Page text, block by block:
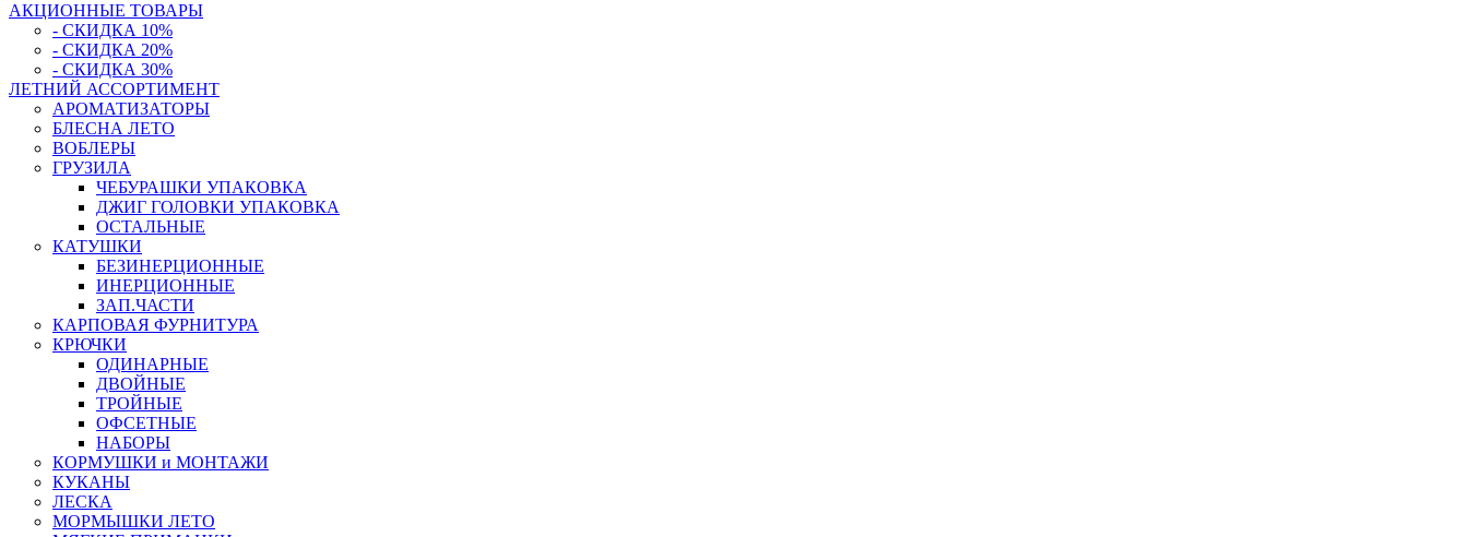
АКЦИОННЫЕ ТОВАРЫ
- СКИДКА 10%
- СКИДКА 20%
- СКИДКА 30%
ЛЕТНИЙ АССОРТИМЕНТ
АРОМАТИЗАТОРЫ
БЛЕСНА ЛЕТО
ВОБЛЕРЫ
ГРУЗИЛА
ЧЕБУРАШКИ УПАКОВКА
ДЖИГ ГОЛОВКИ УПАКОВКА
ОСТАЛЬНЫЕ
КАТУШКИ
БЕЗИНЕРЦИОННЫЕ
ИНЕРЦИОННЫЕ
ЗАП.ЧАСТИ
КАРПОВАЯ ФУРНИТУРА
КРЮЧКИ
ОДИНАРНЫЕ
ДВОЙНЫЕ
ТРОЙНЫЕ
ОФСЕТНЫЕ
НАБОРЫ
КОРМУШКИ и МОНТАЖИ
КУКАНЫ
ЛЕСКА
МОРМЫШКИ ЛЕТО